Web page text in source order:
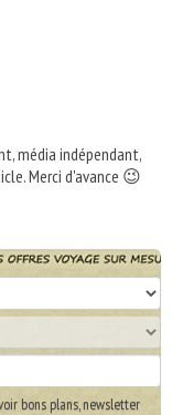
média indépendant,
Merci d'avance 😉
bons plans, newsletter